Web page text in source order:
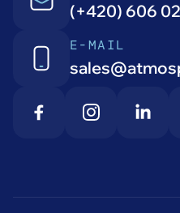
(+420) 606
E-MAIL